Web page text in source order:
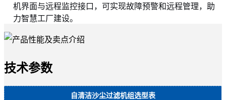
机界面与远程监控接口，可实现故障预警和远程管理，助
力智慧工厂建设。
技术参数
自清洁沙尘过滤机组选型表